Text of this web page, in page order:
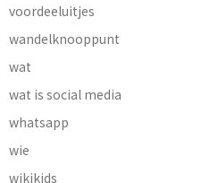
voordeeluitjes
wandelknooppunt
wat
wat is social media
whatsapp
wie
wikikids